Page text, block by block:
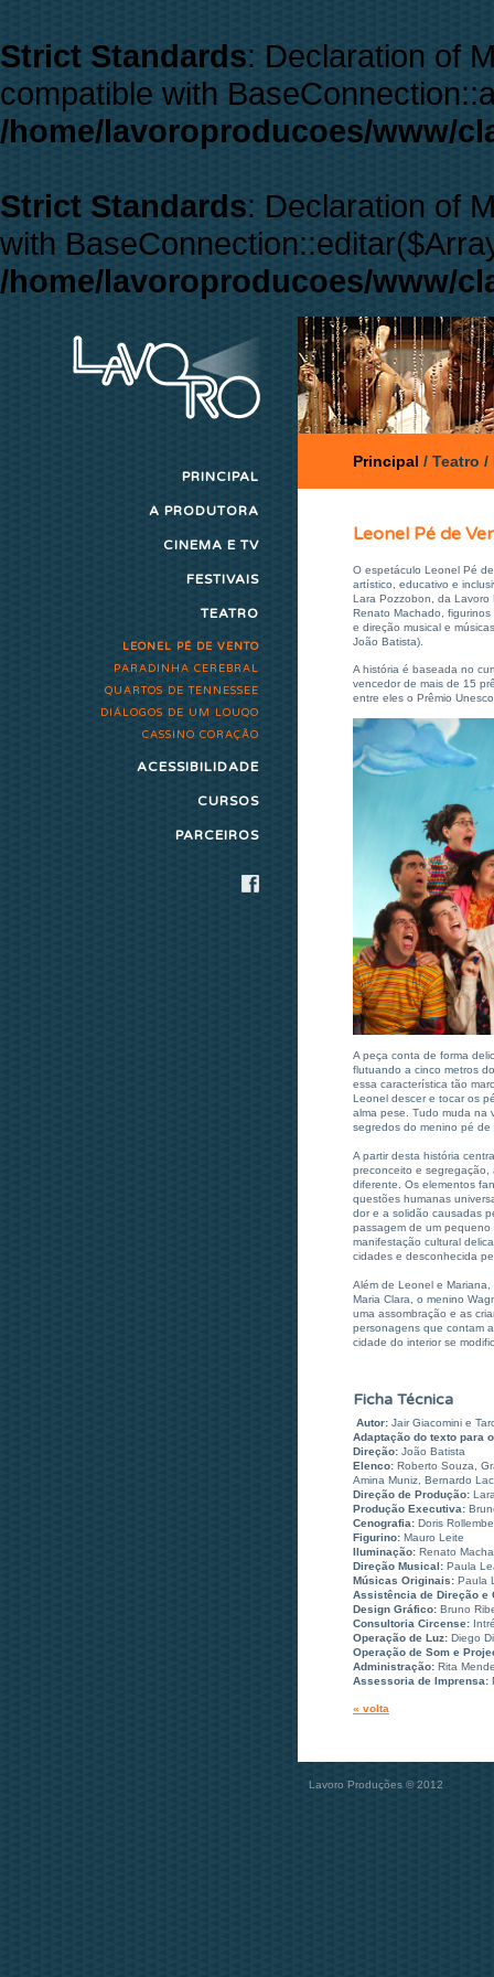
Strict Standards: Declaration of
compatible with
/home/lavoroproducoes/www/
Strict Standards: Declaration of
with
/home/lavoroproducoes/www/
PRINCIPAL
A PRODUTORA
CINEMA E TV
FESTIVAIS
TEATRO
LEONEL PÉ DE VENTO
PARADINHA CEREBRAL
QUARTOS DE TENNESSEE
DIÁLOGOS DE UM LOUQO
CASSINO CORAÇÃO
ACESSIBILIDADE
CURSOS
PARCEIROS
Principal / Teatro /
Leonel Pé de
O espetáculo Leonel Pé
artístico, educativo e
Lara Pozzobon, da Lavoro
Renato Machado,
e direção musical e
João Batista).
A história é baseada no
vencedor de mais de 15
entre eles o Prêmio
A peça conta de forma
flutuando a cinco metros
essa característica tão
Leonel descer e tocar os
alma pese. Tudo muda na
segredos do menino pé de
A partir desta história
preconceito e segregação,
diferente. Os elementos
questões humanas
dor e a solidão causadas
passagem de um
manifestação cultural
cidades e desconhecida
Além de Leonel e
Maria Clara, o menino
uma assombração e as
personagens que contam
cidade do interior se
Ficha Técnica
Autor: Jair Giacomini e
Adaptação do texto para
Direção: João Batista
Elenco: Roberto Souza,
Amina Muniz, Bernardo
Direção de Produção:
Produção Executiva:
Cenografia: Doris
Figurino: Mauro Leite
Iluminação: Renato
Direção Musical: Paula
Músicas Originais: Paula
Assistência de Direção e
Design Gráfico: Bruno
Consultoria Circense:
Operação de Luz: Diego
Operação de Som e
Administração: Rita
Assessoria de Imprensa:
« volta
Lavoro Produções © 2012